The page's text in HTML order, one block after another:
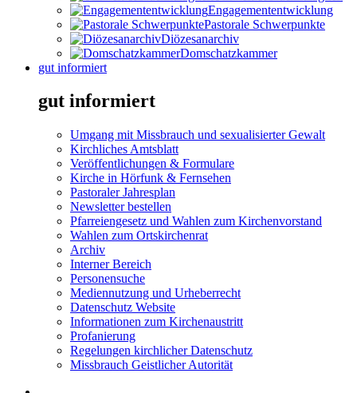
Engagemententwicklung
Pastorale Schwerpunkte
Diözesanarchiv
Domschatzkammer
gut informiert
gut informiert
Umgang mit Missbrauch und sexualisierter Gewalt
Kirchliches Amtsblatt
Veröffentlichungen & Formulare
Kirche in Hörfunk & Fernsehen
Pastoraler Jahresplan
Newsletter bestellen
Pfarreiengesetz und Wahlen zum Kirchenvorstand
Wahlen zum Ortskirchenrat
Archiv
Interner Bereich
Personensuche
Mediennutzung und Urheberrecht
Datenschutz Website
Informationen zum Kirchenaustritt
Profanierung
Regelungen kirchlicher Datenschutz
Missbrauch Geistlicher Autorität